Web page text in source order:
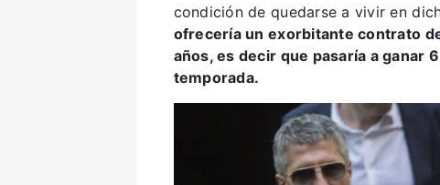
condición de quedarse a vivir en
ofrecería un exorbitante contrato
años, es decir que pasaría a ganar
temporada.